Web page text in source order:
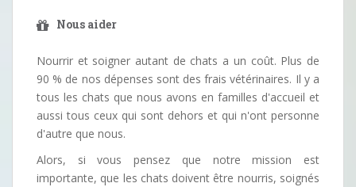
Nous aider
Nourrir et soigner autant de chats a un coût. Plus de
90 % de nos dépenses sont des frais vétérinaires. Il y a
tous les chats que nous avons en familles d'accueil et
aussi tous ceux qui sont dehors et qui n'ont personne
d'autre que nous.
Alors, si vous pensez que notre mission est
importante, que les chats doivent être nourris, soignés